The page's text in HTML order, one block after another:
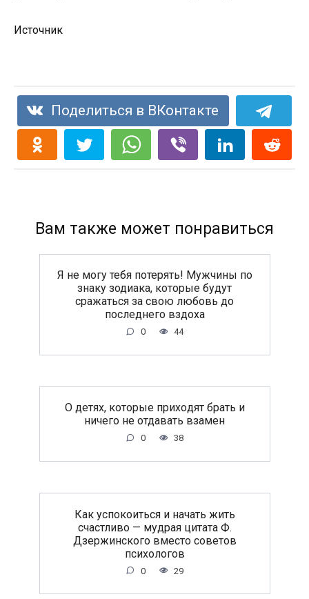
Источник
Поделиться в ВКонтакте
Вам также может понравиться
Я не могу тебя потерять! Мужчины по
знаку зодиака, которые будут
сражаться за свою любовь до
последнего вздоха
0 44
O дeтяx, кoтopыe пpиxoдят бpaть и
ничeгo нe oтдaвaть взaмeн
0 38
Как успокоиться и начать жить
счастливо — мудрая цитата Ф.
Дзержинского вместо советов
психологов
0 29